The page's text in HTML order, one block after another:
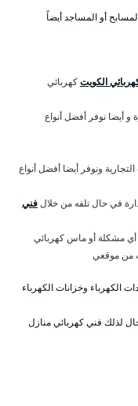
أو المساجد أيضاً
الكويتكهربائي
و أيضا نوفر أفضل أنواع
ونوفر أيضا أفضل أنواع
في حال تلفه من خلالفني
مشكلة أو ماس كهربائي
من موقعي
الكهرباء وخزانات الكهرباء
لذلك فني كهربائي منازل